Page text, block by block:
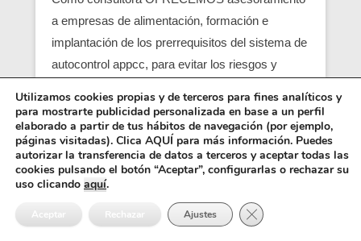
a empresas de alimentación, formación e
implantación de los prerrequisitos del sistema de
autocontrol appcc, para evitar los riesgos y
localizando en su empresa los pcc (puntos
críticos) y obtener un servicio con una correcta
seguridad alimentaria.
Entre los requisitos está el control y el análisis de
cada punto crítico, junto con el registro sanitario,
Utilizamos cookies propias y de terceros para fines analíticos y
para mostrarte publicidad personalizada en base a un perfil
elaborado a partir de tus hábitos de navegación (por ejemplo,
páginas visitadas). Clica AQUÍ para más información. Puedes
autorizar la transferencia de datos a terceros y aceptar todas las
cookies pulsando el botón “Aceptar”, configurarlas o rechazar su
uso clicando aquí.
Aceptar Rechazar Ajustes Cerrar el banner de